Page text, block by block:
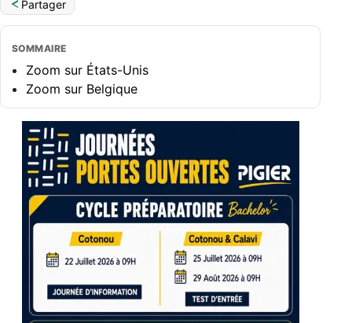
Partager
SOMMAIRE
Zoom sur États-Unis
Zoom sur Belgique